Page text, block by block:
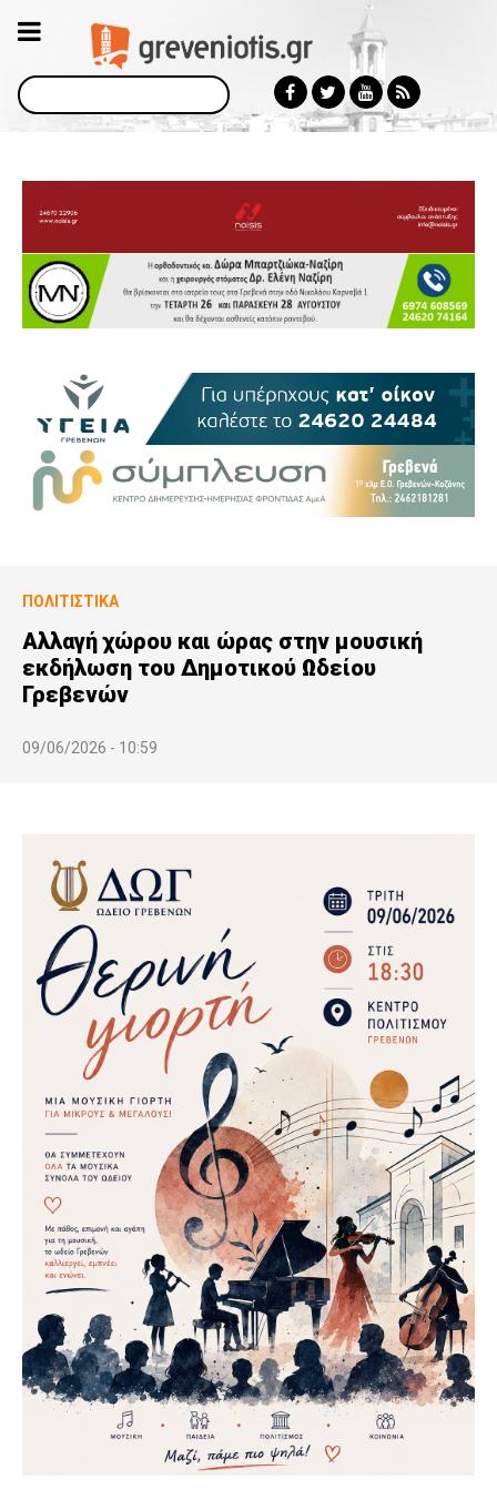
Αναζήτηση
ΠΟΛΙΤΙΣΤΙΚΆ
Αλλαγή χώρου και ώρας στην μουσική
εκδήλωση του Δημοτικού Ωδείου
Γρεβενών
09/06/2026 - 10:59